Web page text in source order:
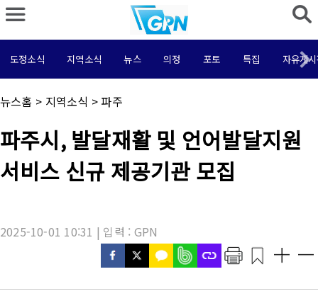
도정소식 지역소식 뉴스 의정 포토 특집 자유게
채
널
:
뉴스홈 > 지역소식 > 파주
기
사
목
:
파주시, 발달재활 및 언어발달지원
서비스 신규 제공기관 모집
2025-10-01 10:31 | 입력 : GPN